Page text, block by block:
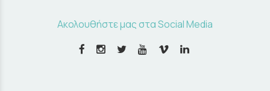
Ακολουθήστε μας στα Social Media